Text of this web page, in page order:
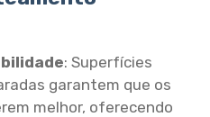
: Superfícies
garantem que os
melhor, oferecendo